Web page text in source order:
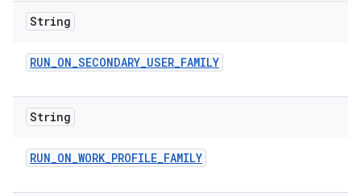
String
RUN_ON_SECONDARY_USER_FAMILY
String
RUN_ON_WORK_PROFILE_FAMILY